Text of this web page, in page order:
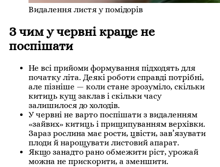
Видалення листя у помідорів
З чим у червні краще не
поспішати
Не всі прийоми формування підходять для
початку літа. Деякі роботи справді потрібні,
але пізніше — коли стане зрозуміло, скільки
китиць кущ заклав і скільки часу
залишилося до холодів.
У червні не варто поспішати з видаленням
«зайвих» китиць і прищипуванням верхівки.
Зараз рослина має рости, цвісти, зав’язувати
плоди й нарощувати листовий апарат.
Якщо занадто рано обмежити ріст, урожай
можна не прискорити, а зменшити.